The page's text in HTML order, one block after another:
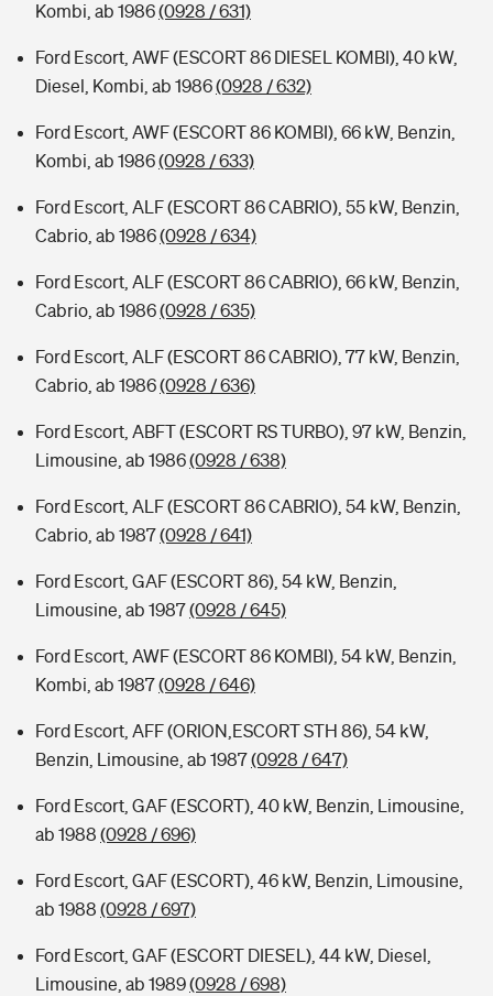
Kombi, ab 1986(0928 / 631)
Ford Escort, AWF (ESCORT 86 DIESEL KOMBI), 40 kW,
Diesel, Kombi, ab 1986(0928 / 632)
Ford Escort, AWF (ESCORT 86 KOMBI), 66 kW, Benzin,
Kombi, ab 1986(0928 / 633)
Ford Escort, ALF (ESCORT 86 CABRIO), 55 kW, Benzin,
Cabrio, ab 1986(0928 / 634)
Ford Escort, ALF (ESCORT 86 CABRIO), 66 kW, Benzin,
Cabrio, ab 1986(0928 / 635)
Ford Escort, ALF (ESCORT 86 CABRIO), 77 kW, Benzin,
Cabrio, ab 1986(0928 / 636)
Ford Escort, ABFT (ESCORT RS TURBO), 97 kW, Benzin,
Limousine, ab 1986(0928 / 638)
Ford Escort, ALF (ESCORT 86 CABRIO), 54 kW, Benzin,
Cabrio, ab 1987(0928 / 641)
Ford Escort, GAF (ESCORT 86), 54 kW, Benzin,
Limousine, ab 1987(0928 / 645)
Ford Escort, AWF (ESCORT 86 KOMBI), 54 kW, Benzin,
Kombi, ab 1987(0928 / 646)
Ford Escort, AFF (ORION,ESCORT STH 86), 54 kW,
Benzin, Limousine, ab 1987(0928 / 647)
Ford Escort, GAF (ESCORT), 40 kW, Benzin, Limousine,
ab 1988 (0928 / 696)
Ford Escort, GAF (ESCORT), 46 kW, Benzin, Limousine,
ab 1988 (0928 / 697)
Ford Escort, GAF (ESCORT DIESEL), 44 kW, Diesel,
Limousine, ab 1989(0928 / 698)